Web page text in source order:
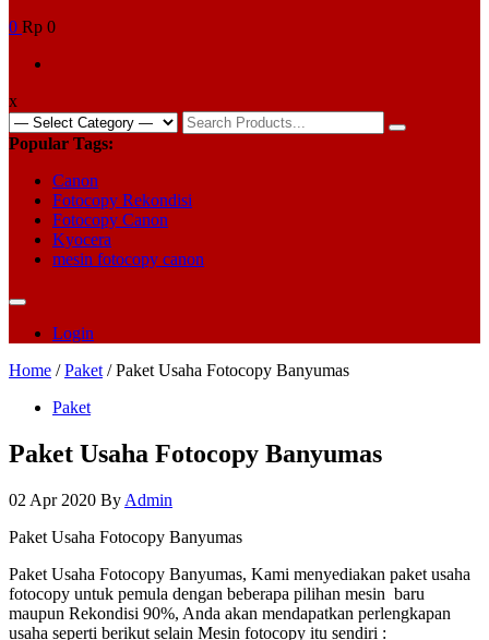
0 Rp 0
x
Search
for:
Popular Tags:
Canon
Fotocopy Rekondisi
Fotocopy Canon
Kyocera
mesin fotocopy canon
Login
Home /Paket / Paket Usaha Fotocopy Banyumas
Paket
Paket Usaha Fotocopy Banyumas
02 Apr 2020 By Admin
Paket Usaha Fotocopy Banyumas
Paket Usaha Fotocopy Banyumas, Kami menyediakan paket usaha
fotocopy untuk pemula dengan beberapa pilihan mesin baru
maupun Rekondisi 90%, Anda akan mendapatkan perlengkapan
usaha seperti berikut selain Mesin fotocopy itu sendiri :